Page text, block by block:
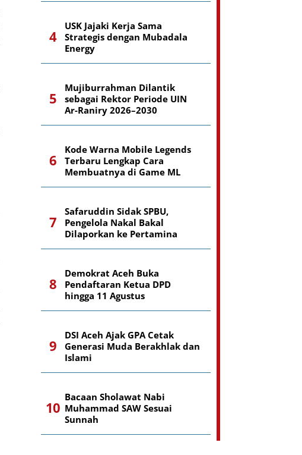
USK Jajaki Kerja Sama
Strategis dengan Mubadala
Energy
Mujiburrahman Dilantik
sebagai Rektor Periode UIN
Ar-Raniry 2026–2030
Kode Warna Mobile Legends
Terbaru Lengkap Cara
Membuatnya di Game ML
Safaruddin Sidak SPBU,
Pengelola Nakal Bakal
Dilaporkan ke Pertamina
Demokrat Aceh Buka
Pendaftaran Ketua DPD
hingga 11 Agustus
DSI Aceh Ajak GPA Cetak
Generasi Muda Berakhlak dan
Islami
Bacaan Sholawat Nabi
Muhammad SAW Sesuai
Sunnah